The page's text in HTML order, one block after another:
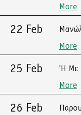
More
22 Feb
More
25 Feb
'Η Με
More
26 Feb